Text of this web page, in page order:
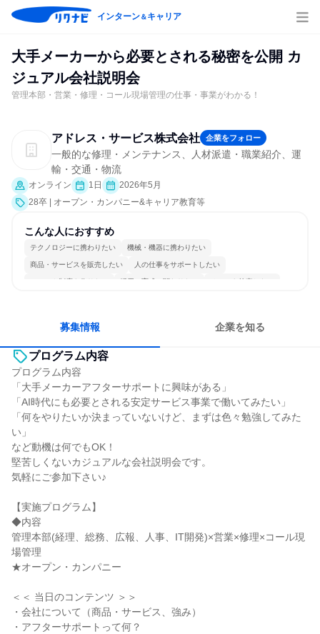
インターン＆キャリア
大手メーカーから必要とされる秘密を公開 カ
ジュアル会社説明会
管理本部・営業・修理・コール現場管理の仕事・事業がわかる！
アドレス・サービス株式会社 企業をフォロー
一般的な修理・メンテナンス、人材派遣・職業紹介、運
輸・交通・物流
オンライン 1日
2026年5月
28卒 | オープン・カンパニー&キャリア教育等
こんな人におすすめ
テクノロジーに携わりたい 機械・機器に携わりたい
商品・サービスを販売したい 人の仕事をサポートしたい
ルールや制度を作りたい 採用・育成に関わりたい チームを統率したい
募集情報 企業を知る
プログラム内容
プログラム内容
「大手メーカーアフターサポートに興味がある」
「AI時代にも必要とされる安定サービス事業で働いてみたい」
「何をやりたいか決まっていないけど、まずは色々勉強してみた
い」
など動機は何でもOK！
堅苦しくないカジュアルな会社説明会です。
気軽にご参加下さい♪
【実施プログラム】
◆内容
管理本部(経理、総務、広報、人事、IT開発)×営業×修理×コール現
場管理
★オープン・カンパニー
＜＜ 当日のコンテンツ ＞＞
・会社について（商品・サービス、強み）
・アフターサポートって何？